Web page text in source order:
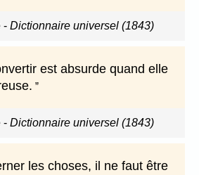
- Dictionnaire universel (1843)
est absurde quand elle
- Dictionnaire universel (1843)
les choses, il ne faut être